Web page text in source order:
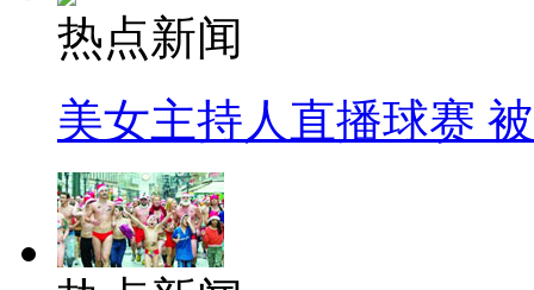
热点新闻
美女主持人直播球赛